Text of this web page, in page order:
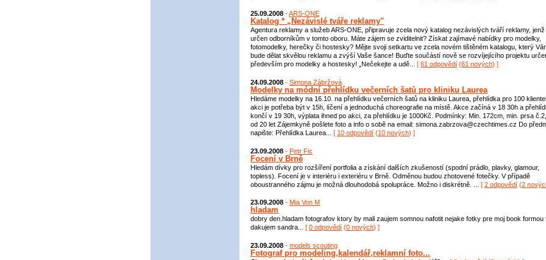
25.09.2008 -ARS-ONE
Katalog * „Nezávislé tváře reklamy"
Agentura reklamy a služeb ARS-ONE, připravuje zcela nový katalog nezávislých tváří reklamy, jenž
určen odborníkům v tomto oboru. Máte zájem se zviditelnit? Získat zajímavé nabídky pro modelky,
fotomodelky, herečky či hostesky? Mějte svoji setkartu ve zcela novém tištěném katalogu, který
bude dělat skvělou reklamu a zvýší Vaše šance! Buďte součástí nově se rozvíjejícího projektu
především pro modelky a hostesky! „Nečekejte a udě... [ 61 odpovědí (61 nových) ]
24.09.2008 - Simona Zábržová
Modelky na módní přehlídku večerních šatů pro kliniku Laurea
Hledáme modelky na 16.10. na přehlídku večerních šatů na kliniku Laurea, přehlídka pro 100
akci je potřeba být v 15h, líčení a jednoduchá choreografie na místě. Akce začíná v 18 30h a
končí v 19 30h, výplata ihned po akci, za přehlídku je 1000Kč. Podmínky: Min. 172cm, min. prsa
od 20 let Zájemkyně pošlete foto a info o sobě na email: simona.zabrzova@czechtimes.cz Do
napište: Přehlídka Laurea... [ 10 odpovědí (10 nových) ]
23.09.2008 - Petr Fic
Focení v Brně
Hledám dívky pro rozšíření portfolia a získání dalších zkušeností (spodní prádlo, plavky, glamour,
topless). Focení je v interiéru i exteriéru v Brně. Odměnou budou zhotovené fotečky. V případě
oboustranného zájmu je možná dlouhodobá spolupráce. Možno i diskrétně. ... [ 2 odpovědí (2
23.09.2008 - Mia Von M
hladam
dobry den.hladam fotografov ktory by mali zaujem somnou nafotit nejake fotky pre moj book formou
dakujem sandra... [ 0 odpovědí (0 nových) ]
23.09.2008 - models scouting
Fotograf pro modeling,kalendář,reklamní foto...